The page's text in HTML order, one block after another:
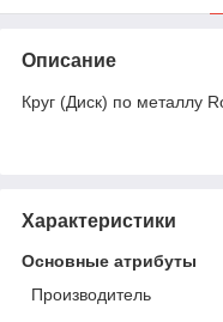
Описание
Круг (Диск) по металлу
Характеристики
Основные атрибуты
Производитель